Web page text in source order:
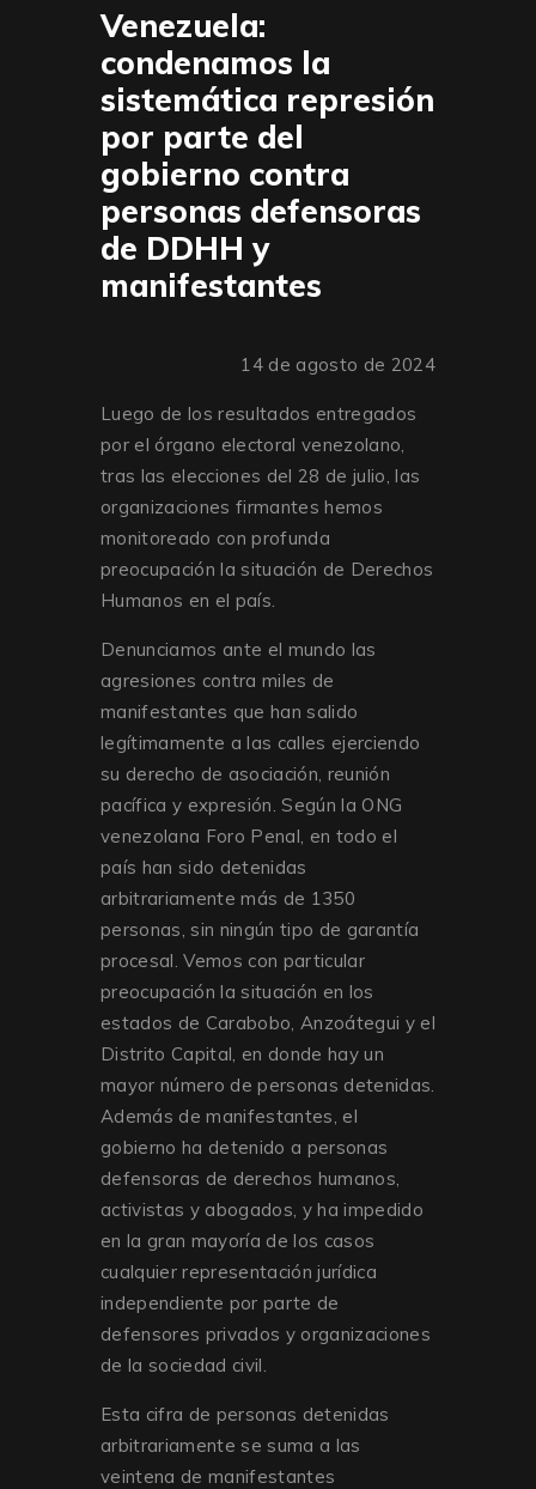
Venezuela:
condenamos la
sistemática represión
por parte del
gobierno contra
personas defensoras
de DDHH y
manifestantes
14 de agosto de 2024
Luego de los resultados entregados
por el órgano electoral venezolano,
tras las elecciones del 28 de julio, las
organizaciones firmantes hemos
monitoreado con profunda
preocupación la situación de Derechos
Humanos en el país.
Denunciamos ante el mundo las
agresiones contra miles de
manifestantes que han salido
legítimamente a las calles ejerciendo
su derecho de asociación, reunión
pacífica y expresión. Según la ONG
venezolana Foro Penal, en todo el
país han sido detenidas
arbitrariamente más de 1350
personas, sin ningún tipo de garantía
procesal. Vemos con particular
preocupación la situación en los
estados de Carabobo, Anzoátegui y el
Distrito Capital, en donde hay un
mayor número de personas detenidas.
Además de manifestantes, el
gobierno ha detenido a personas
defensoras de derechos humanos,
activistas y abogados, y ha impedido
en la gran mayoría de los casos
cualquier representación jurídica
independiente por parte de
defensores privados y organizaciones
de la sociedad civil.
Esta cifra de personas detenidas
arbitrariamente se suma a las
veintena de manifestantes